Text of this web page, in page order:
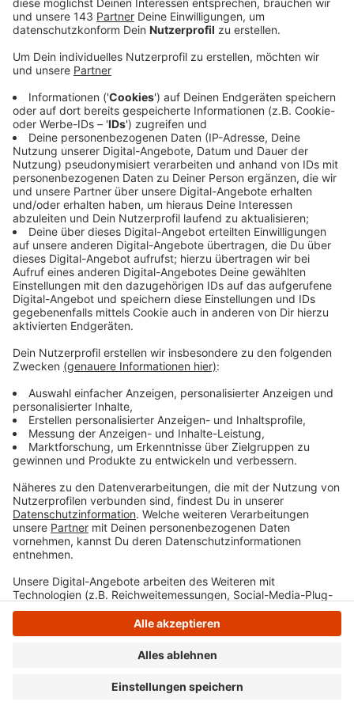
Veröffentlicht:Donnerstag, 29.04.2021 06:00
Anzeige
Alle Teilnehmer wollen auch etwas fürs Klima tun: auf
derStadtradel Hompagegibt es einen Überblick, wie
viel CO2 durch das Fahrrad fahren schon vermieden
werden konnte. Bei uns im Kreis gibt es schon mehr als
200 Teams, die mitfahren. Darunter zum Beispiel die
Uni Witten-Herdecke und die Feuerwehr in Hattingen.
Alle, die hier im Kreis wohnen, arbeiten oder zur Schule
gehen können sich noch für das Stadtradeln anmelden.
Dafür müssen sie entweder einem Team, das es schon
gibt, beitreten oder ein Neues gründen. Es reicht aber
auch schon ein Zweier-Team. Einen Link zur Anmeldung
gibts
hier.
Anzeige